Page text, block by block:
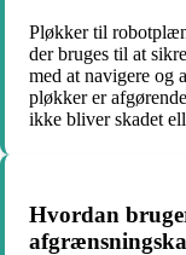
Pløkker til
der bruges til at
med at navigere og
pløkker er
ikke bliver skadet
Hvordan